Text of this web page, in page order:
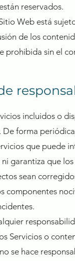
reservados.
Web está
de los
prohibida sin el
incluidos o
forma
que puede
garantiza que
sean
componentes
Servicios o
se hace